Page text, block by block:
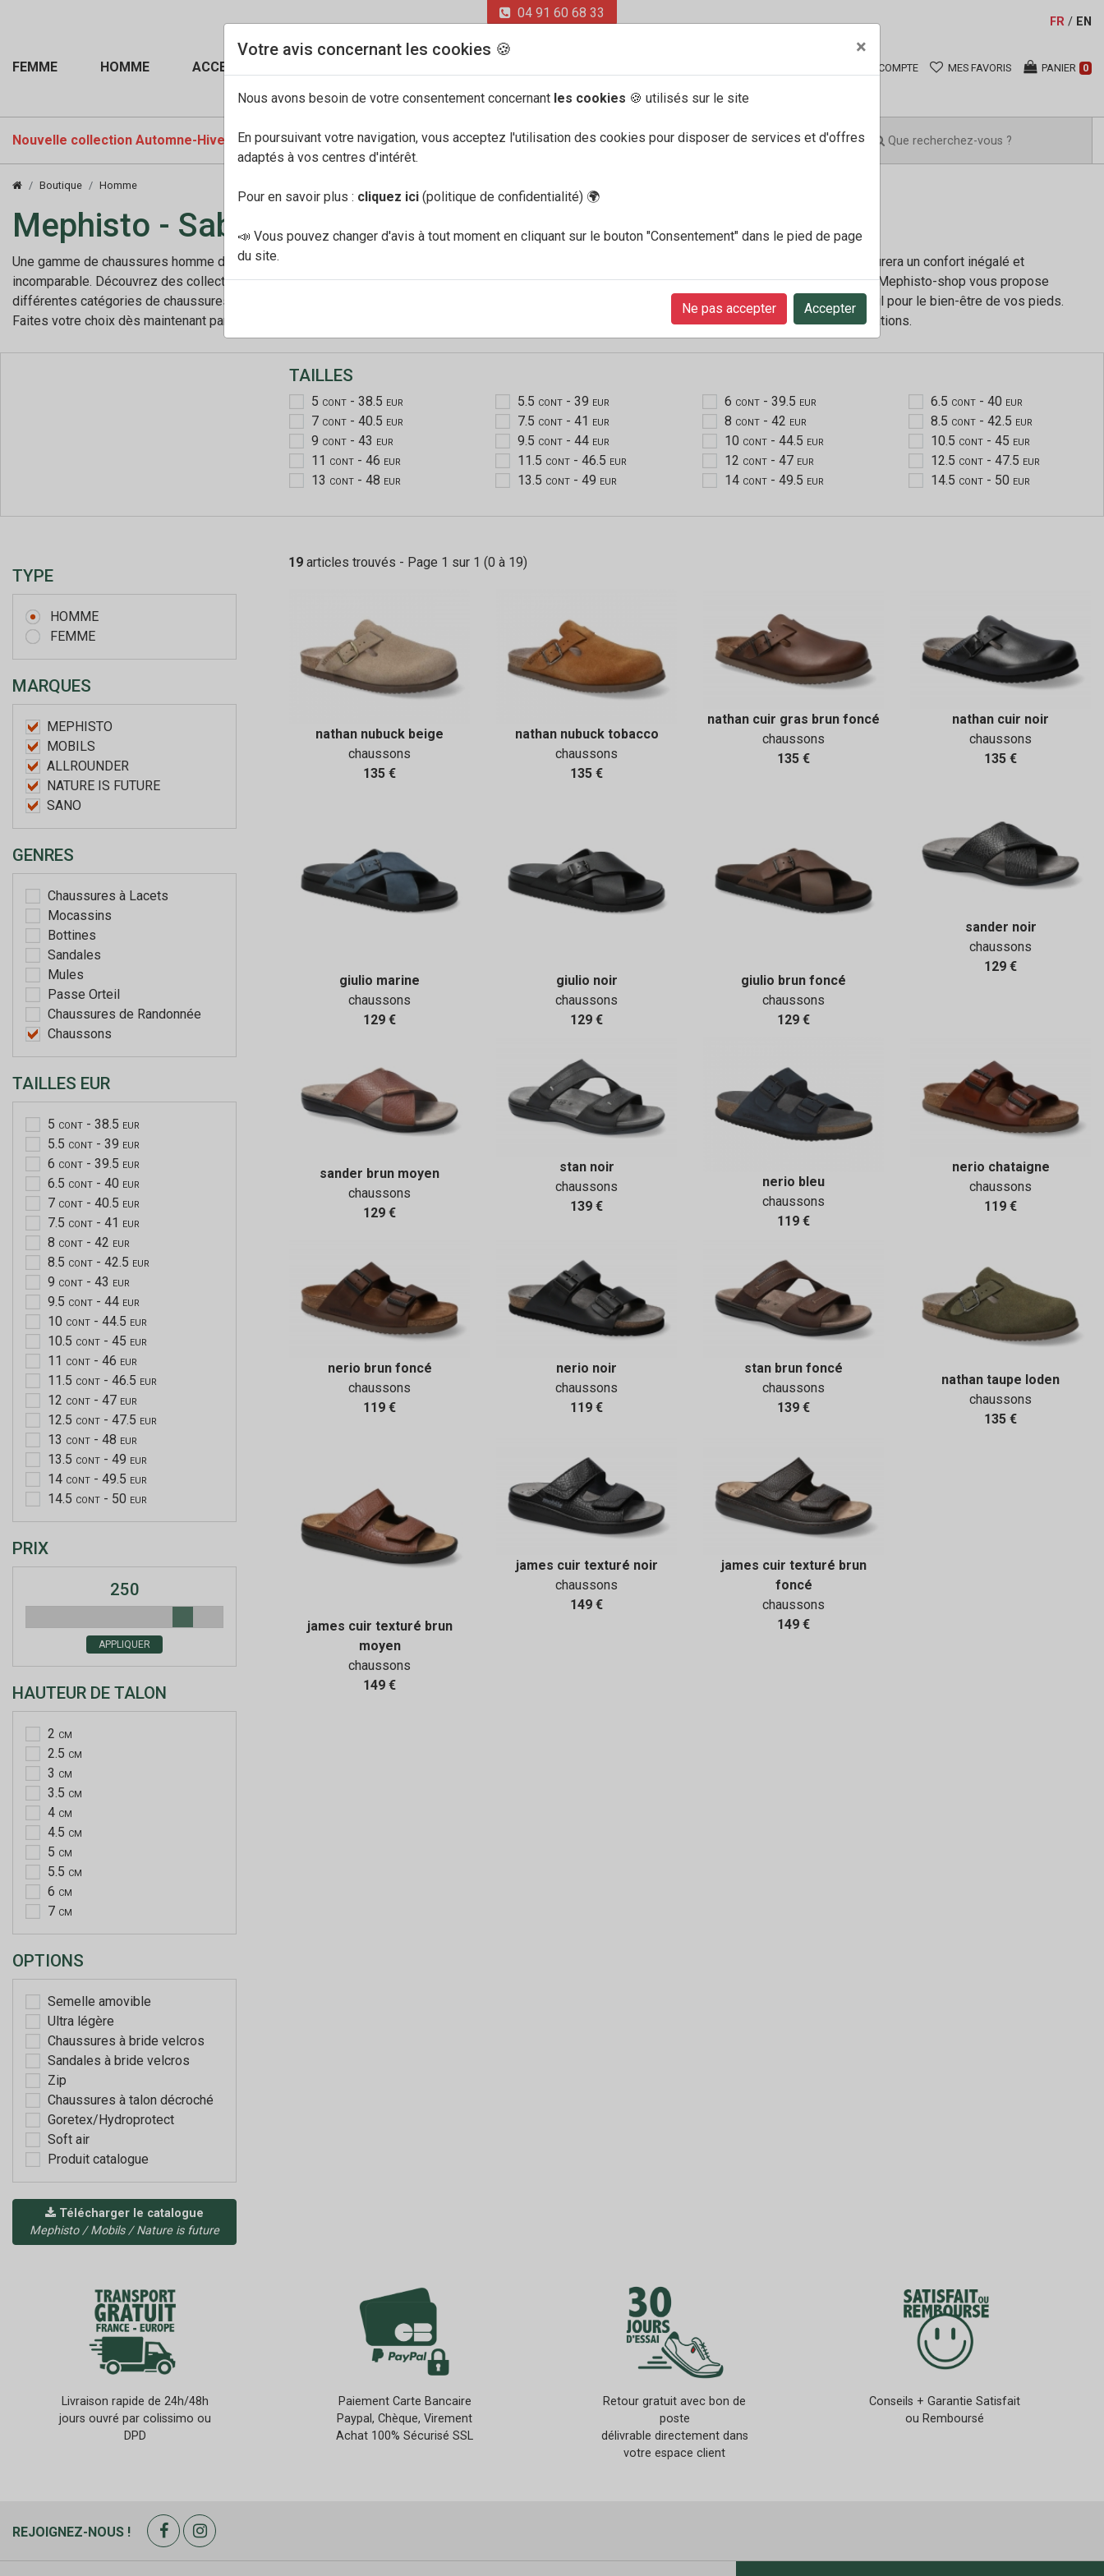
04 91 60 68 33
FR / EN
FEMME HOMME ACCESSOIRES COMPTE MES FAVORIS PANIER 0
Nouvelle collection Automne-Hiver 2026-27 PROMOTIONS
Boutique Homme
Mephisto - Sabots confortables pour homme
Une gamme de chaussures homme d’exception pour un confort extrême. La technologie Soft-Air de Mephisto, ainsi que son système d’air Air-Jet procurera un confort inégalé et
incomparable. Découvrez des collections de chaussures homme confortables qui conviendront parfaitement aux pieds sensibles et chevilles fragiles. Mephisto-shop vous propose
différentes catégories de chaussures homme pour toutes les situations de la vie courante et pour le travail. Messieurs retrouvez tout nos passes-orteil pour le bien-être de vos pieds.
Faites votre choix dès maintenant parmi des centaines de chaussures homme confort Mephisto. Le meilleur allié de vos problèmes de dos et d’articulations.
TAILLES
5 CONT- 38.5 EUR 5.5 CONT - 39 EUR 6 CONT- 39.5 EUR 6.5 CONT - 40 EUR
7 CONT- 40.5 EUR 7.5 CONT - 41 EUR 8 CONT- 42 EUR 8.5 CONT - 42.5 EUR
9 CONT- 43 EUR 9.5 CONT - 44 EUR 10 CONT- 44.5 EUR 10.5 CONT - 45 EUR
11 CONT- 46 EUR 11.5 CONT - 46.5 EUR 12 CONT- 47 EUR 12.5 CONT - 47.5 EUR
13 CONT- 48 EUR 13.5 CONT - 49 EUR 14 CONT- 49.5 EUR 14.5 CONT - 50 EUR
TYPE
HOMME
FEMME
MARQUES
MEPHISTO
MOBILS
ALLROUNDER
NATURE IS FUTURE
SANO
GENRES
Chaussures à Lacets
Mocassins
Bottines
Sandales
Mules
Passe Orteil
Chaussures de Randonnée
Chaussons
TAILLES EUR
5 CONT - 38.5 EUR
5.5 CONT - 39 EUR
6 CONT - 39.5 EUR
6.5 CONT - 40 EUR
7 CONT - 40.5 EUR
7.5 CONT - 41 EUR
8 CONT - 42 EUR
8.5 CONT - 42.5 EUR
9 CONT - 43 EUR
9.5 CONT - 44 EUR
10 CONT - 44.5 EUR
10.5 CONT - 45 EUR
11 CONT - 46 EUR
11.5 CONT - 46.5 EUR
12 CONT - 47 EUR
12.5 CONT - 47.5 EUR
13 CONT - 48 EUR
13.5 CONT - 49 EUR
14 CONT - 49.5 EUR
14.5 CONT - 50 EUR
PRIX
250
APPLIQUER
HAUTEUR DE TALON
2 CM
2.5 CM
3 CM
3.5 CM
4 CM
4.5 CM
5 CM
5.5 CM
6 CM
7 CM
OPTIONS
Semelle amovible
Ultra légère
Chaussures à bride velcros
Sandales à bride velcros
Zip
Chaussures à talon décroché
Goretex/Hydroprotect
Soft air
Produit catalogue
Télécharger le catalogue
Mephisto / Mobils / Nature is future
19 articles trouvés - Page 1 sur 1 (0 à 19)
nathan nubuck beige
chaussons
135 €
nathan nubuck tobacco
chaussons
135 €
nathan cuir gras brun foncé
chaussons
135 €
nathan cuir noir
chaussons
135 €
giulio marine
chaussons
129 €
giulio noir
chaussons
129 €
giulio brun foncé
chaussons
129 €
sander noir
chaussons
129 €
sander brun moyen
chaussons
129 €
stan noir
chaussons
139 €
nerio bleu
chaussons
119 €
nerio chataigne
chaussons
119 €
nerio brun foncé
chaussons
119 €
nerio noir
chaussons
119 €
stan brun foncé
chaussons
139 €
nathan taupe loden
chaussons
135 €
james cuir texturé brun
moyen
chaussons
149 €
james cuir texturé noir
chaussons
149 €
james cuir texturé brun
foncé
chaussons
149 €
Livraison rapide de 24h/48h
jours ouvré par colissimo ou
DPD
Paiement Carte Bancaire
Paypal, Chèque, Virement
Achat 100% Sécurisé SSL
Retour gratuit avec bon de
poste
délivrable directement dans
votre espace client
Conseils + Garantie Satisfait
ou Remboursé
REJOIGNEZ-NOUS !
Votre avis concernant les cookies 🍪 ×
Nous avons besoin de votre consentement concernant les cookies 🍪 utilisés sur le site
En poursuivant votre navigation, vous acceptez l'utilisation des cookies pour disposer de services et d'offres
adaptés à vos centres d'intérêt.
Pour en savoir plus : cliquez ici (politique de confidentialité) 🌍
📣 Vous pouvez changer d'avis à tout moment en cliquant sur le bouton "Consentement" dans le pied de page
du site.
Ne pas accepter Accepter